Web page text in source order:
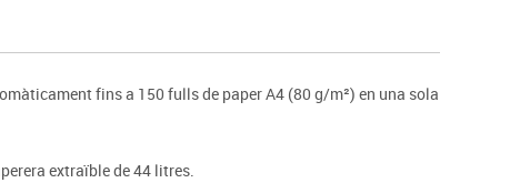
Esports raqueta
Gimnàstica rítmica
fins a 150 fulls de paper A4 (80 g/m²) en una sola
extraïble de 44 litres.